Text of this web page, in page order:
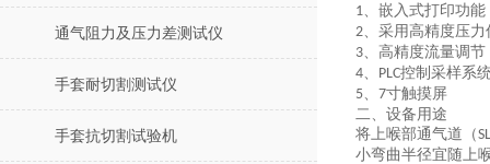
通气阻力及压力差测试仪
手套耐切割测试仪
手套抗切割试验机
1、嵌入式打印功能
2、采用高精度压
3、高精度流量调
4、 PLC控制采样系
5、 7寸触摸屏
二、设备用途
将上喉部通气道（
小弯曲半径宜随上